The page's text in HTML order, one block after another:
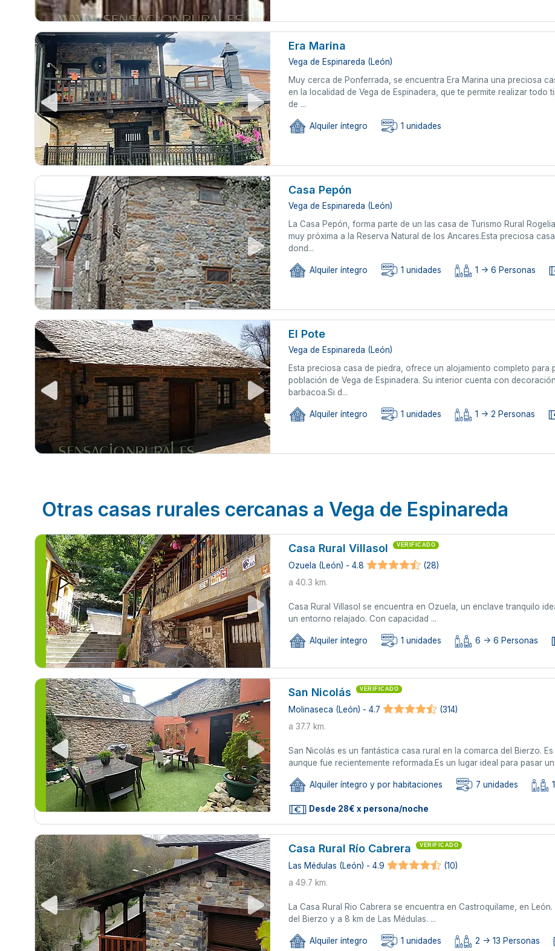
Era Marina
Vega de Espinareda (León)
Muy cerca de Ponferrada, se encuentra Era Marina una preciosa
en la localidad de Vega de Espinadera, que te permite realizar
de ...
Alquiler íntegro 1 unidades
Casa Pepón
Vega de Espinareda (León)
La Casa Pepón, forma parte de un las casa de Turismo Rural
muy próxima a la Reserva Natural de los Ancares.Esta preciosa
dond...
Alquiler íntegro 1 unidades 1 -> 6 Personas
El Pote
Vega de Espinareda (León)
Esta preciosa casa de piedra, ofrece un alojamiento completo para
población de Vega de Espinadera. Su interior cuenta con
barbacoa.Si d...
Alquiler íntegro 1 unidades 1 -> 2 Personas
Otras casas rurales cercanas a Vega de Espinareda
Casa Rural Villasol VERIFICADO
Ozuela (León) - 4.8
(28)
a 40.3 km.
Casa Rural Villasol se encuentra en Ozuela, un enclave tranquilo
un entorno relajado. Con capacidad ...
Alquiler íntegro 1 unidades 6 -> 6 Personas
San Nicolás VERIFICADO
Molinaseca (León) - 4.7
(314)
a 37.7 km.
San Nicolás es un fantástica casa rural en la comarca del Bierzo.
aunque fue recientemente reformada.Es un lugar ideal para pasar
Alquiler íntegro y por habitaciones 7 unidades
Desde 28€ x persona/noche
Casa Rural Río Cabrera VERIFICADO
Las Médulas (León) - 4.9
(10)
a 49.7 km.
La Casa Rural Rio Cabrera se encuentra en Castroquilame, en
del Bierzo y a 8 km de Las Médulas. ...
Alquiler íntegro 1 unidades 2 -> 13 Personas